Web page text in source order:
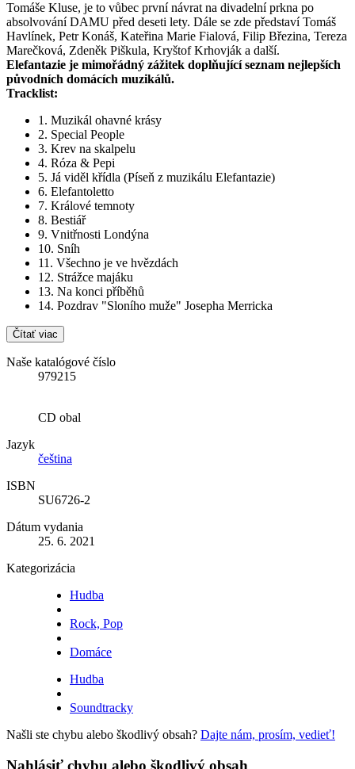
Tomáše Kluse, je to vůbec první návrat na divadelní prkna po
absolvování DAMU před deseti lety. Dále se zde představí Tomáš
Havlínek, Petr Konáš, Kateřina Marie Fialová, Filip Březina, Tereza
Marečková, Zdeněk Piškula, Kryštof Krhovják a další.
Elefantazie je mimořádný zážitek doplňující seznam nejlepších
původních domácích muzikálů.
Tracklist:
1. Muzikál ohavné krásy
2. Special People
3. Krev na skalpelu
4. Róza & Pepi
5. Já viděl křídla (Píseň z muzikálu Elefantazie)
6. Elefantoletto
7. Králové temnoty
8. Bestiář
9. Vnitřnosti Londýna
10. Sníh
11. Všechno je ve hvězdách
12. Strážce majáku
13. Na konci příběhů
14. Pozdrav "Sloního muže" Josepha Merricka
Čítať viac
Naše katalógové číslo
979215
CD obal
Jazyk
čeština
ISBN
SU6726-2
Dátum vydania
25. 6. 2021
Kategorizácia
Hudba
Rock, Pop
Domáce
Hudba
Soundtracky
Našli ste chybu alebo škodlivý obsah? Dajte nám, prosím, vedieť!
Nahlásiť chybu alebo škodlivý obsah